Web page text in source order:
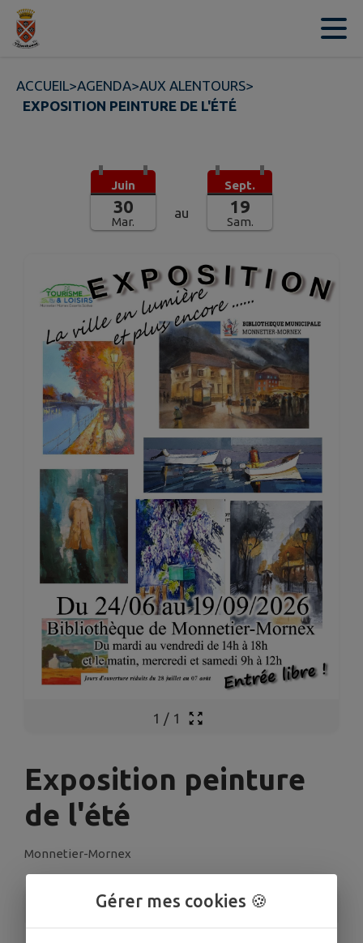
Contenu
ACCUEIL>AGENDA>AUX ALENTOURS>
EXPOSITION PEINTURE DE L'ÉTÉ
Juin
30
Mar.
au
Sept.
19
Sam.
1 / 1
Exposition peinture
de l'été
Monnetier-Mornex
INFORMATIONS PRATIQUES
Gérer mes cookies 🍪